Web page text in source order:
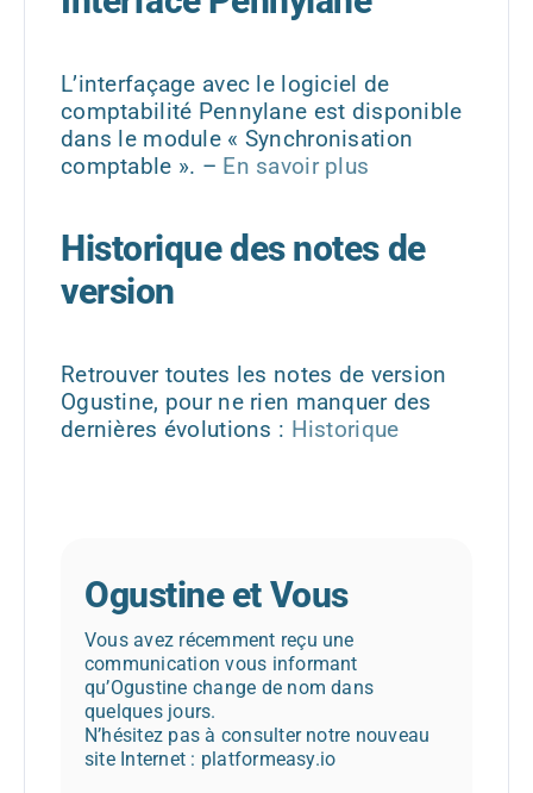
L’interfaçage avec le logiciel de
comptabilité Pennylane est disponible
dans le module « Synchronisation
comptable ». – En savoir plus
Historique des notes de
version
Retrouver toutes les notes de version
Ogustine, pour ne rien manquer des
dernières évolutions : Historique
Ogustine et Vous
Vous avez récemment reçu une
communication vous informant
qu’Ogustine change de nom dans
quelques jours.
N’hésitez pas à consulter notre nouveau
site Internet : platformeasy.io